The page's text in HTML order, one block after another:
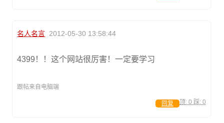
名人名言 2012-05-30 13:58:44
4399！！这个网站很厉害！一定要学习
跟帖来自电脑端
顶: 0 踩: 0
回复